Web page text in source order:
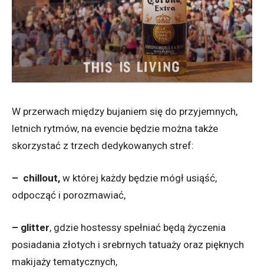
W przerwach między bujaniem się do przyjemnych,
letnich rytmów, na evencie będzie można także
skorzystać z trzech dedykowanych stref:
– chillout, w której każdy będzie mógł usiąść,
odpocząć i porozmawiać,
– glitter, gdzie hostessy spełniać będą życzenia
posiadania złotych i srebrnych tatuaży oraz pięknych
makijaży tematycznych,